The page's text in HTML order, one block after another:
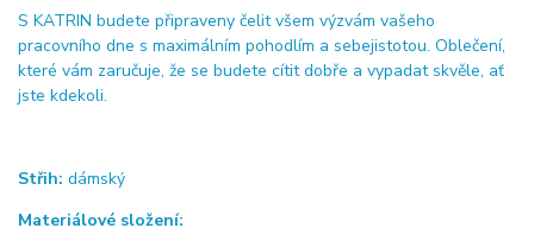
S KATRIN budete připraveny čelit všem výzvám vašeho
pracovního dne s maximálním pohodlím a sebejistotou. Oblečení,
které vám zaručuje, že se budete cítit dobře a vypadat skvěle, ať
jste kdekoli.
Střih: dámský
Materiálové složení: